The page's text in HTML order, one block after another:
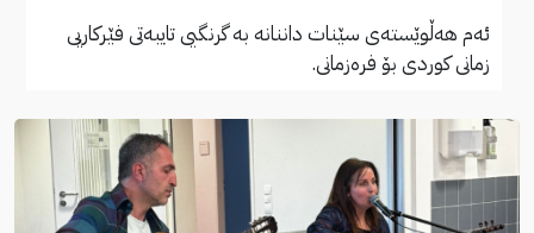
ئەم هەڵوێستەی سێنات داننانە بە گرنگیی تایبەتی فێرکاریی
زمانی کوردی بۆ فرەزمانی.